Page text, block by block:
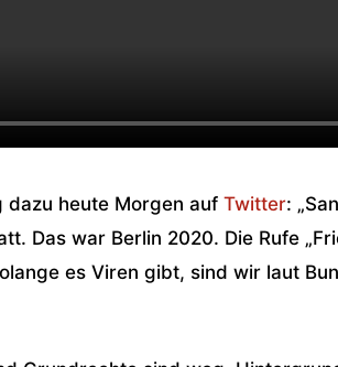
dazu heute Morgen auf Twitter: „
Das war Berlin 2020. Die Rufe
es Viren gibt, sind wir laut